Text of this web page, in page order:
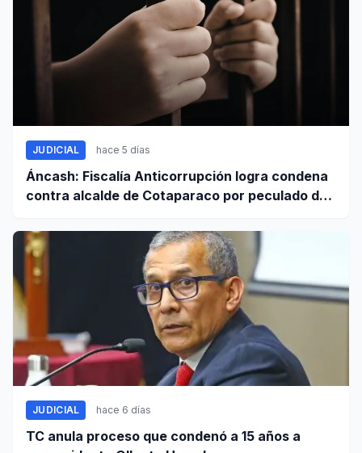
JUDICIAL hace 5 días
Áncash: Fiscalía Anticorrupción logra condena
contra alcalde de Cotaparaco por peculado de
JUDICIAL hace 6 días
TC anula proceso que condenó a 15 años a